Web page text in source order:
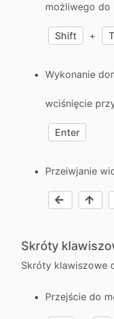
możliwego do
Shift +
Wykonanie
wciśnięcie
Enter
Przeiwjanie
Skróty
Skróty klawiszowe
Przejście do